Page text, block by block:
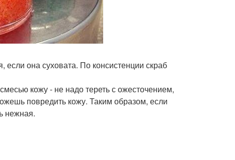
она суховата. По консистенции скраб
кожу - не надо тереть с ожесточением,
повредить кожу. Таким образом, если
нежная.